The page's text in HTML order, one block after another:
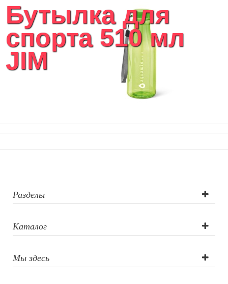
Текстиль для ванной комнаты
Кухонные приспособления
Кухонный текстиль
Ножи разделочные доски
Фоторамки и фотоальбомы
Домашний текстиль
Бутылка для
спорта 510 мл
JIM
Разделы
Каталог
Мы здесь